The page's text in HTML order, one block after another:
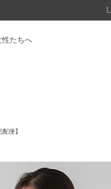
性たちへ
便】